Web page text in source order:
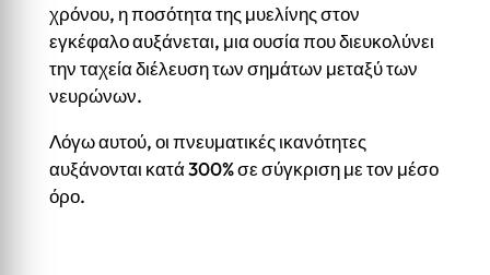
χρόνου, η ποσότητα της μυελίνης στον
εγκέφαλο αυξάνεται, μια ουσία που διευκολύνει
την ταχεία διέλευση των σημάτων μεταξύ των
νευρώνων.
Λόγω αυτού, οι πνευματικές ικανότητες
αυξάνονται κατά 300% σε σύγκριση με τον μέσο
όρο.